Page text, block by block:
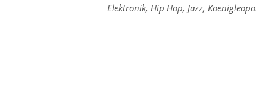
zu
Links
Elektronik, Hip Hop, Jazz,